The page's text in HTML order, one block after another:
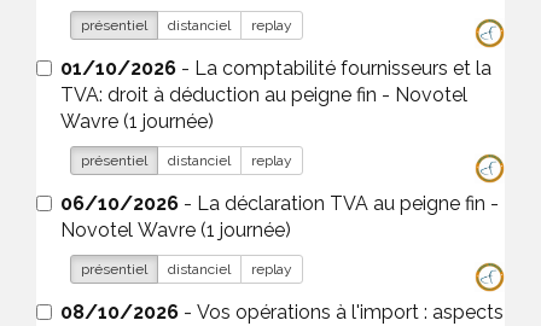
présentiel distanciel replay
01/10/2026 - La comptabilité fournisseurs et la
TVA: droit à déduction au peigne fin - Novotel
Wavre (1 journée)
présentiel distanciel replay
06/10/2026 - La déclaration TVA au peigne fin -
Novotel Wavre (1 journée)
présentiel distanciel replay
08/10/2026 - Vos opérations à l'import : aspects